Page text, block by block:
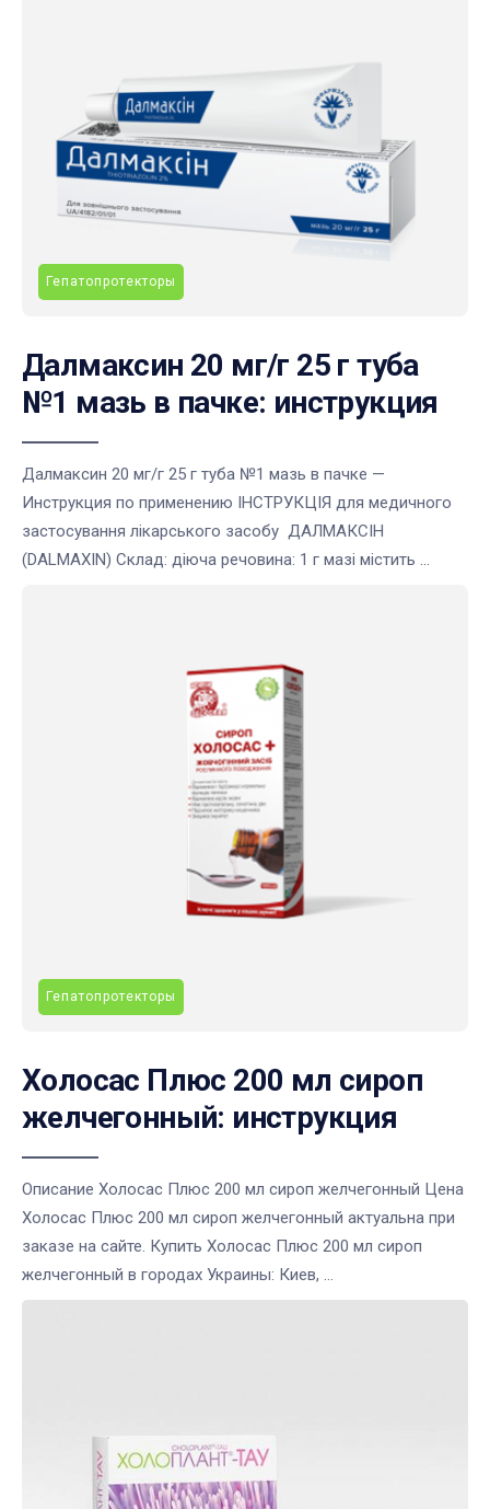
Гепатопротекторы
Далмаксин 20 мг/г 25 г туба
№1 мазь в пачке: инструкция
Далмаксин 20 мг/г 25 г туба №1 мазь в пачке —
Инструкция по применению ІНСТРУКЦІЯ для медичного
застосування лікарського засобу ДАЛМАКСІН
(DALMAXIN) Склад: діюча речовина: 1 г мазі містить ...
Гепатопротекторы
Холосас Плюс 200 мл сироп
желчегонный: инструкция
Описание Холосас Плюс 200 мл сироп желчегонный Цена
Холосас Плюс 200 мл сироп желчегонный актуальна при
заказе на сайте. Купить Холосас Плюс 200 мл сироп
желчегонный в городах Украины: Киев, ...